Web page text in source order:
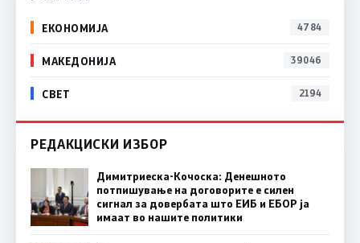
ЕКОНОМИЈА 4784
МАКЕДОНИЈА 39046
СВЕТ 2194
РЕДАКЦИСКИ ИЗБОР
Димитриеска-Кочоска: Денешното
потпишување на договорите е силен
сигнал за довербата што ЕИБ и ЕБОР ја
имаат во нашите политики